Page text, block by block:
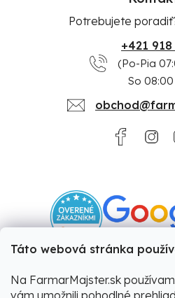
Táto webová stránka
Na FarmarMajster.sk
vám umožnili pohodlné
Potrebujete
+421
(Po-Pia
So